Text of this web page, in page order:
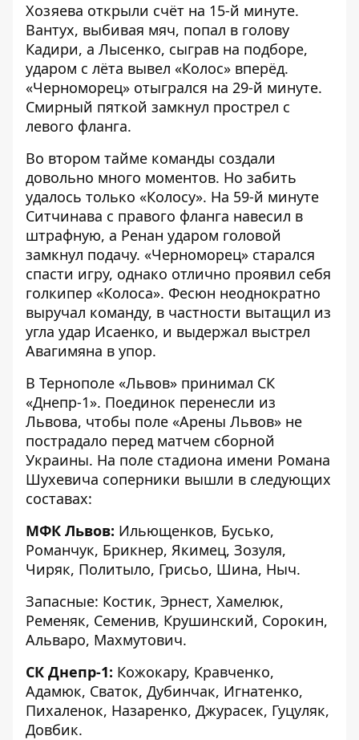
Хозяева открыли счёт на 15-й минуте.
Вантух, выбивая мяч, попал в голову
Кадири, а Лысенко, сыграв на подборе,
ударом с лёта вывел «Колос» вперёд.
«Черноморец» отыгрался на 29-й минуте.
Смирный пяткой замкнул прострел с
левого фланга.
Во втором тайме команды создали
довольно много моментов. Но забить
удалось только «Колосу». На 59-й минуте
Ситчинава с правого фланга навесил в
штрафную, а Ренан ударом головой
замкнул подачу. «Черноморец» старался
спасти игру, однако отлично проявил себя
голкипер «Колоса». Фесюн неоднократно
выручал команду, в частности вытащил из
угла удар Исаенко, и выдержал выстрел
Авагимяна в упор.
В Тернополе «Львов» принимал СК
«Днепр-1». Поединок перенесли из
Львова, чтобы поле «Арены Львов» не
пострадало перед матчем сборной
Украины. На поле стадиона имени Романа
Шухевича соперники вышли в следующих
составах:
МФК Львов: Ильющенков, Бусько,
Романчук, Брикнер, Якимец, Зозуля,
Чиряк, Политыло, Грисьо, Шина, Ныч.
Запасные: Костик, Эрнест, Хамелюк,
Ременяк, Семенив, Крушинский, Сорокин,
Альваро, Махмутович.
СК Днепр-1: Кожокару, Кравченко,
Адамюк, Сваток, Дубинчак, Игнатенко,
Пихаленок, Назаренко, Джурасек, Гуцуляк,
Довбик.